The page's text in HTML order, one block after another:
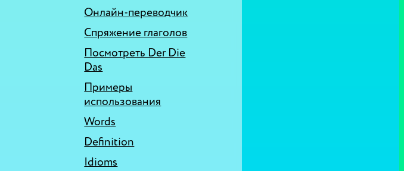
Онлайн-переводчик
Спряжение глаголов
Посмотреть Der Die
Das
Примеры
использования
Words
Definition
Idioms